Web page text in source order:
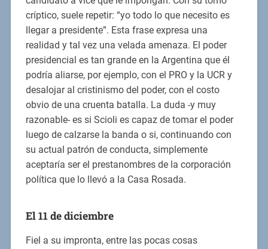
críptico, suele repetir: “yo todo lo que necesito es
llegar a presidente”. Esta frase expresa una
realidad y tal vez una velada amenaza. El poder
presidencial es tan grande en la Argentina que él
podría aliarse, por ejemplo, con el PRO y la UCR y
desalojar al cristinismo del poder, con el costo
obvio de una cruenta batalla. La duda -y muy
razonable- es si Scioli es capaz de tomar el poder
luego de calzarse la banda o si, continuando con
su actual patrón de conducta, simplemente
aceptaría ser el prestanombres de la corporación
política que lo llevó a la Casa Rosada.
El 11 de diciembre
Fiel a su impronta, entre las pocas cosas